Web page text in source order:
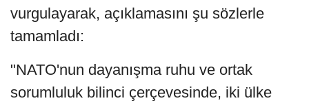
vurgulayarak, açıklamasını şu sözlerle
tamamladı:
"NATO'nun dayanışma ruhu ve ortak
sorumluluk bilinci çerçevesinde, iki ülke